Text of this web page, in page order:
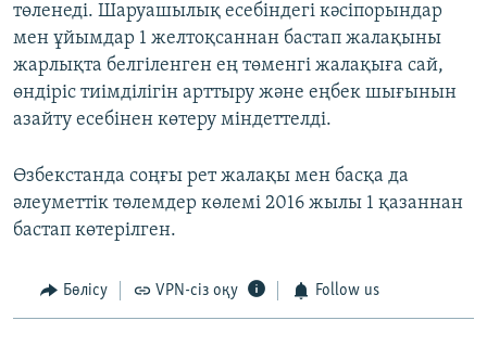
төленеді. Шаруашылық есебіндегі кәсіпорындар
мен ұйымдар 1 желтоқсаннан бастап жалақыны
жарлықта белгіленген ең төменгі жалақыға сай,
өндіріс тиімділігін арттыру және еңбек шығынын
азайту есебінен көтеру міндеттелді.
Өзбекстанда соңғы рет жалақы мен басқа да
әлеуметтік төлемдер көлемі 2016 жылы 1 қазаннан
бастап көтерілген.
Бөлісу VPN-сіз оқу Follow us